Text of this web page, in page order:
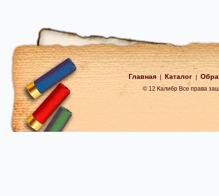
Главная Каталог
© 12 Калибр Все права